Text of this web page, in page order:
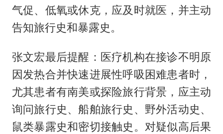
气促、低氧或休克，应及时就医，并主动
告知旅行史和暴露史。
张文宏最后提醒：医疗机构在接诊不明原
因发热合并快速进展性呼吸困难患者时，
尤其患者有南美或探险旅行背景，应主动
询问旅行史、船舶旅行史、野外活动史、
鼠类暴露史和密切接触史。对疑似高后果